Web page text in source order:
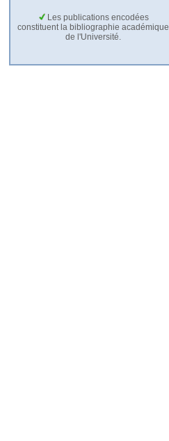
Les publications encodées
constituent la bibliographie académique
de l'Université.